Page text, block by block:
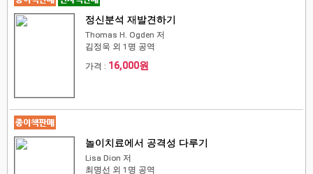
정신분석 재발견하기
Thomas H. Ogden 저
김정욱 외 1명 공역
가격 : 16,000원
놀이치료에서 공격성 다루기
Lisa Dion 저
최명선 외 1명 공역